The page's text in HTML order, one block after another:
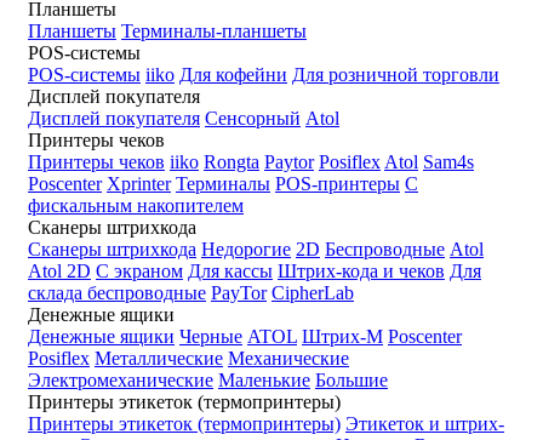
Планшеты
Планшеты Терминалы-планшеты
POS-системы
POS-системы iiko Для кофейни Для розничной торговли
Дисплей покупателя
Дисплей покупателя Сенсорный Atol
Принтеры чеков
Принтеры чеков iiko Rongta Paytor Posiflex Atol Sam4s
Poscenter Xprinter Терминалы POS-принтеры С
фискальным накопителем
Сканеры штрихкода
Сканеры штрихкода Недорогие 2D Беспроводные Atol
Atol 2D С экраном Для кассы Штрих-кода и чеков Для
склада беспроводные PayTor CipherLab
Денежные ящики
Денежные ящики Черные ATOL Штрих-М Poscenter
Posiflex Металлические Механические
Электромеханические Маленькие Большие
Принтеры этикеток (термопринтеры)
Принтеры этикеток (термопринтеры) Этикеток и штрих-